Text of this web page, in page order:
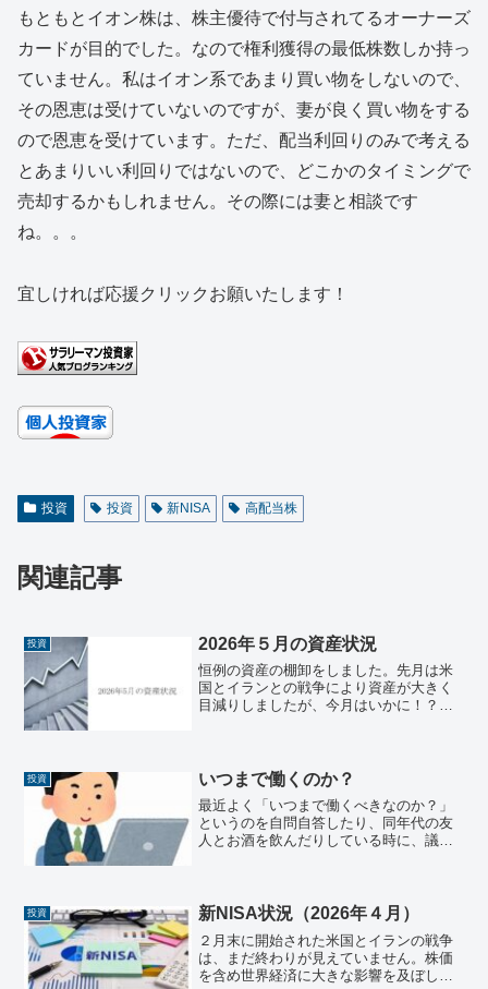
もともとイオン株は、株主優待で付与されてるオーナーズ
カードが目的でした。なので権利獲得の最低株数しか持っ
ていません。私はイオン系であまり買い物をしないので、
その恩恵は受けていないのですが、妻が良く買い物をする
ので恩恵を受けています。ただ、配当利回りのみで考える
とあまりいい利回りではないので、どこかのタイミングで
売却するかもしれません。その際には妻と相談です
ね。。。
宜しければ応援クリックお願いたします！
投資 投資 新NISA 高配当株
関連記事
投資 2026年５月の資産状況
恒例の資産の棚卸をしました。先月は米
国とイランとの戦争により資産が大きく
目減りしましたが、今月はいかに！？今
（無料で）読めますの...
投資 いつまで働くのか？
最近よく「いつまで働くべきなのか？」
というのを自問自答したり、同年代の友
人とお酒を飲んだりしている時に、議論
Indep...
投資 新NISA状況（2026年４月）
２月末に開始された米国とイランの戦争
は、まだ終わりが見えていません。株価
を含め世界経済に大きな影響を及ぼして